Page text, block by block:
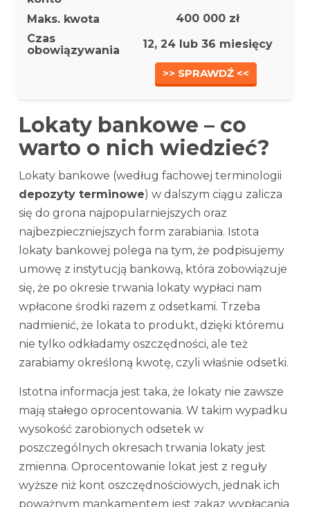
400 000 zł
12, 24 lub 36 miesięcy
>> SPRAWDŹ <<
Lokaty bankowe – co
warto o nich wiedzieć?
Lokaty bankowe (według fachowej terminologii
depozyty terminowe) w dalszym ciągu zalicza
się do grona najpopularniejszych oraz
najbezpieczniejszych form zarabiania. Istota
lokaty bankowej polega na tym, że podpisujemy
umowę z instytucją bankową, która zobowiązuje
się, że po okresie trwania lokaty wypłaci nam
wpłacone środki razem z odsetkami. Trzeba
nadmienić, że lokata to produkt, dzięki któremu
nie tylko odkładamy oszczędności, ale też
zarabiamy określoną kwotę, czyli właśnie odsetki.
Istotna informacja jest taka, że lokaty nie zawsze
mają stałego oprocentowania. W takim wypadku
wysokość zarobionych odsetek w
poszczególnych okresach trwania lokaty jest
zmienna. Oprocentowanie lokat jest z reguły
wyższe niż kont oszczędnościowych, jednak ich
poważnym mankamentem jest zakaz wypłacania